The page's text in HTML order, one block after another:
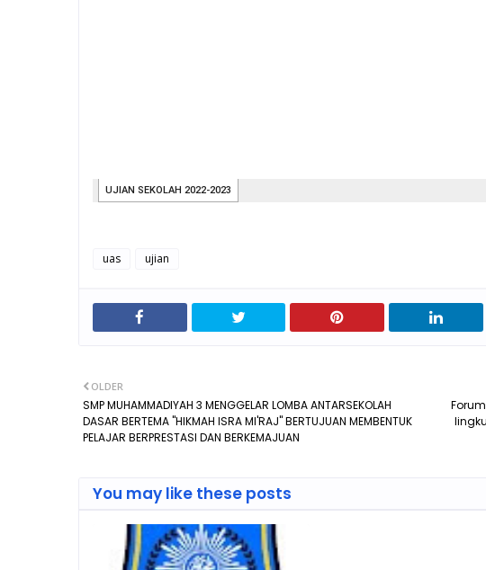
uas ujian
OLDER
SMP MUHAMMADIYAH 3 MENGGELAR LOMBA ANTARSEKOLAH
DASAR BERTEMA "HIKMAH ISRA MI'RAJ" BERTUJUAN MEMBENTUK
PELAJAR BERPRESTASI DAN BERKEMAJUAN
You may like these posts